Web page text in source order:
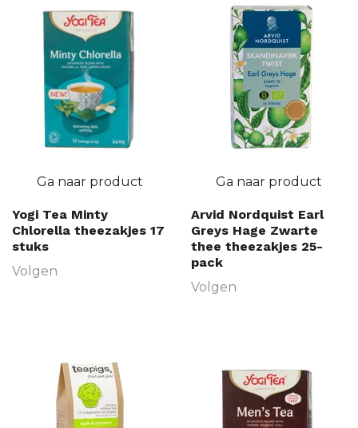
Ga naar product
Yogi Tea Minty
Chlorella theezakjes 17
stuks
Volgen
Ga naar product
Arvid Nordquist Earl
Greys Hage Zwarte
thee theezakjes 25-
pack
Volgen